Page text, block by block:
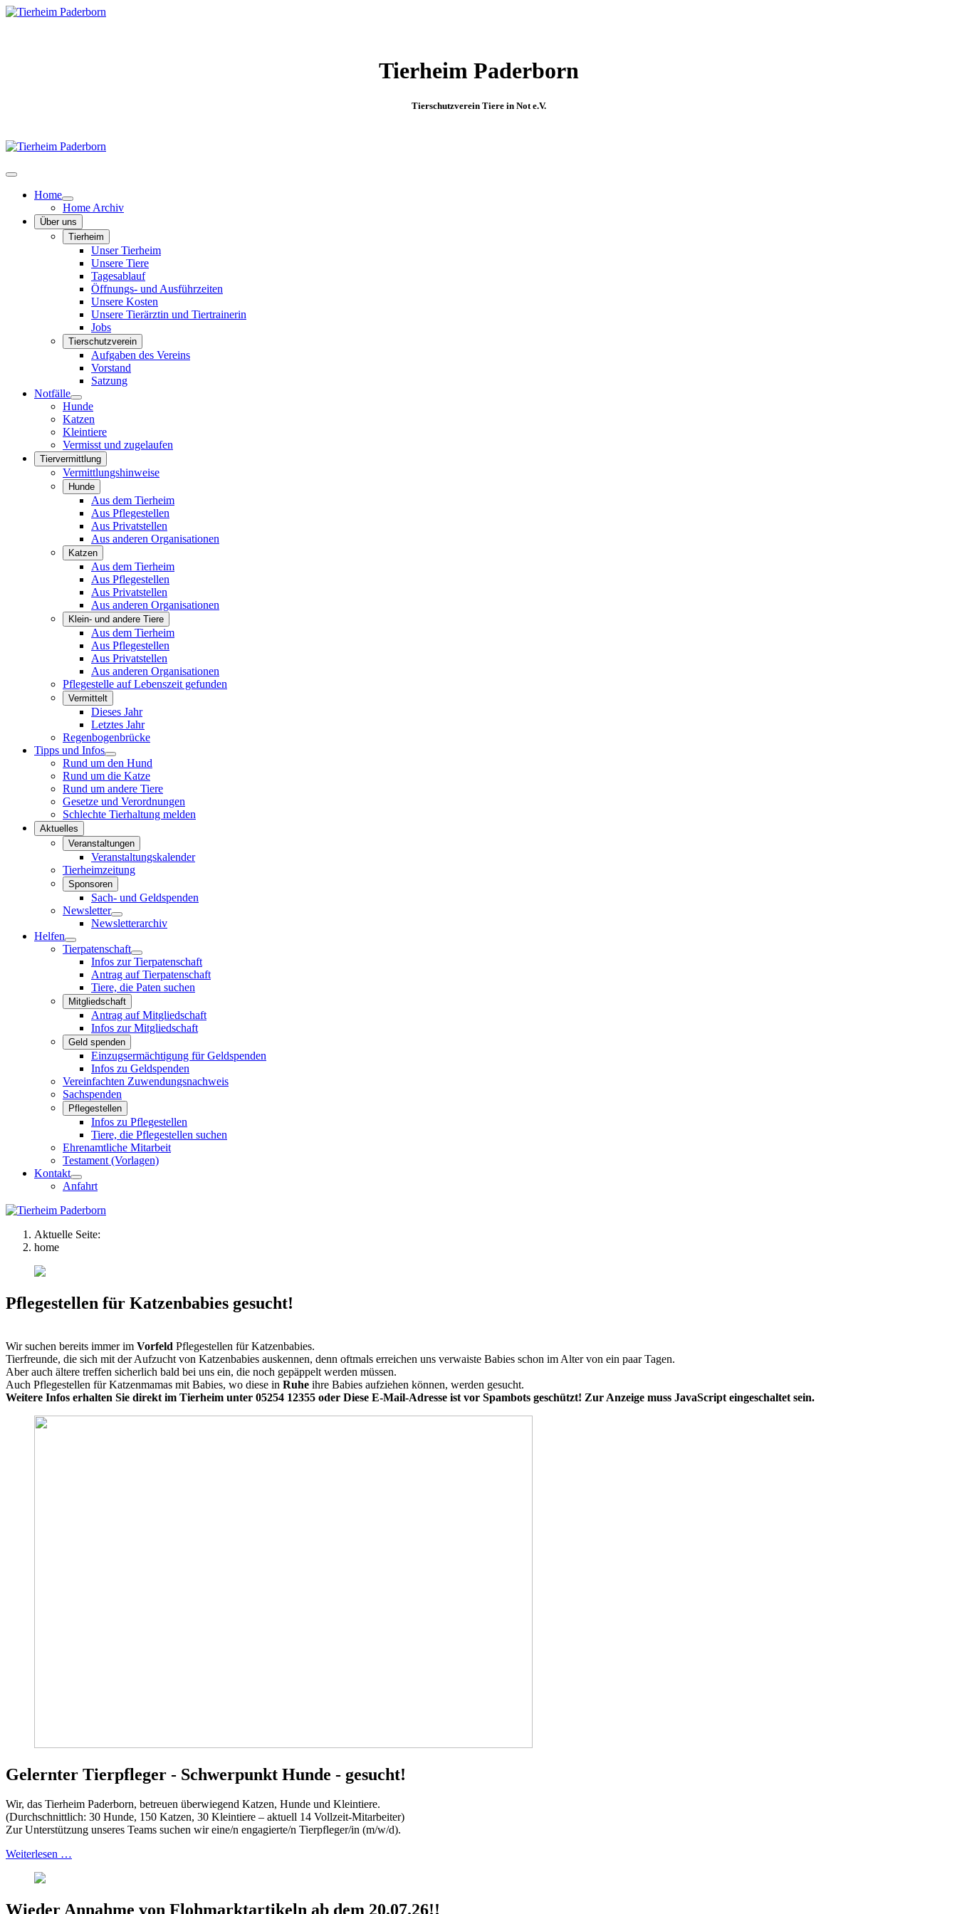
Tierheim Paderborn
Tierschutzverein Tiere in Not e.V.
Home
Home Archiv
Über uns
Tierheim
Unser Tierheim
Unsere Tiere
Tagesablauf
Öffnungs- und Ausführzeiten
Unsere Kosten
Unsere Tierärztin und Tiertrainerin
Jobs
Tierschutzverein
Aufgaben des Vereins
Vorstand
Satzung
Notfälle
Hunde
Katzen
Kleintiere
Vermisst und zugelaufen
Tiervermittlung
Vermittlungshinweise
Hunde
Aus dem Tierheim
Aus Pflegestellen
Aus Privatstellen
Aus anderen Organisationen
Katzen
Aus dem Tierheim
Aus Pflegestellen
Aus Privatstellen
Aus anderen Organisationen
Klein- und andere Tiere
Aus dem Tierheim
Aus Pflegestellen
Aus Privatstellen
Aus anderen Organisationen
Pflegestelle auf Lebenszeit gefunden
Vermittelt
Dieses Jahr
Letztes Jahr
Regenbogenbrücke
Tipps und Infos
Rund um den Hund
Rund um die Katze
Rund um andere Tiere
Gesetze und Verordnungen
Schlechte Tierhaltung melden
Aktuelles
Veranstaltungen
Veranstaltungskalender
Tierheimzeitung
Sponsoren
Sach- und Geldspenden
Newsletter
Newsletterarchiv
Helfen
Tierpatenschaft
Infos zur Tierpatenschaft
Antrag auf Tierpatenschaft
Tiere, die Paten suchen
Mitgliedschaft
Antrag auf Mitgliedschaft
Infos zur Mitgliedschaft
Geld spenden
Einzugsermächtigung für Geldspenden
Infos zu Geldspenden
Vereinfachten Zuwendungsnachweis
Sachspenden
Pflegestellen
Infos zu Pflegestellen
Tiere, die Pflegestellen suchen
Ehrenamtliche Mitarbeit
Testament (Vorlagen)
Kontakt
Anfahrt
Aktuelle Seite:
home
Pflegestellen für Katzenbabies gesucht!
Wir suchen bereits immer im Vorfeld Pflegestellen für Katzenbabies.
Tierfreunde, die sich mit der Aufzucht von Katzenbabies auskennen, denn oftmals erreichen uns verwaiste Babies schon im Alter von ein paar Tagen.
Aber auch ältere treffen sicherlich bald bei uns ein, die noch gepäppelt werden müssen.
Auch Pflegestellen für Katzenmamas mit Babies, wo diese in Ruhe ihre Babies aufziehen können, werden gesucht.
Weitere Infos erhalten Sie direkt im Tierheim unter 05254 12355 oder Diese E-Mail-Adresse ist vor Spambots geschützt! Zur Anzeige muss JavaScript eingeschaltet sein.
Gelernter Tierpfleger - Schwerpunkt Hunde - gesucht!
Wir, das Tierheim Paderborn, betreuen überwiegend Katzen, Hunde und Kleintiere.
(Durchschnittlich: 30 Hunde, 150 Katzen, 30 Kleintiere – aktuell 14 Vollzeit-Mitarbeiter)
Zur Unterstützung unseres Teams suchen wir eine/n engagierte/n Tierpfleger/in (m/w/d).
Weiterlesen …
Wieder Annahme von Flohmarktartikeln ab dem 20.07.26!!